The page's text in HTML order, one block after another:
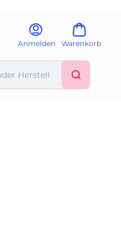
Anmelden Warenkorb